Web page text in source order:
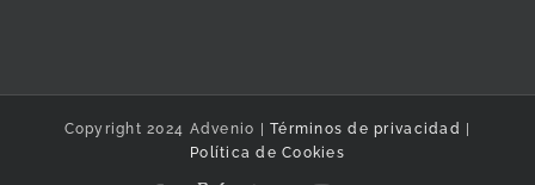
Copyright 2024 Advenio | Términos de privacidad
Política de Cookies